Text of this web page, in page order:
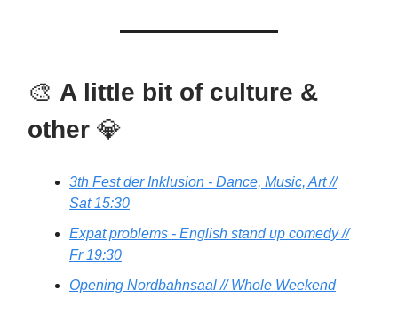
🎨 A little bit of culture &
other 💎
3th Fest der Inklusion - Dance, Music, Art //
Sat 15:30
Expat problems - English stand up comedy //
Fr 19:30
Opening Nordbahnsaal // Whole Weekend